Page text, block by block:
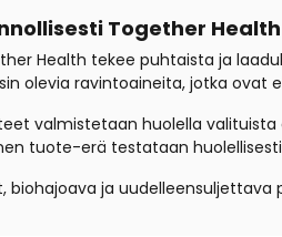
Together Health
Health tekee puhtaista ja
olevia ravintoaineita, jotka ovat
valmistetaan huolella valituista
tuote-erä testataan
biohajoava ja uudelleensuljettava